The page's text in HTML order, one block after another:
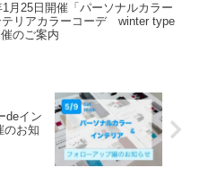
1月25日開催「パーソナルカラー
テリアカラーコーデ winter type
のご案内
deイン
お知